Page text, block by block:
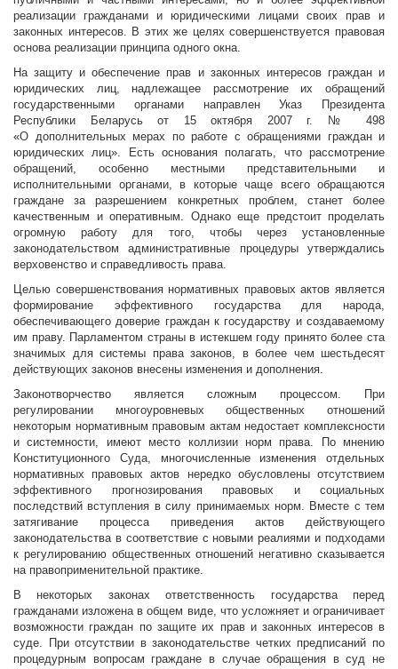
реализации гражданами и юридическими лицами своих прав и
законных интересов. В этих же целях совершенствуется правовая
основа реализации принципа одного окна.
На защиту и обеспечение прав и законных интересов граждан и
юридических лиц, надлежащее рассмотрение их обращений
государственными органами направлен Указ Президента
Республики Беларусь от 15 октября 2007 г. № 498
«О дополнительных мерах по работе с обращениями граждан и
юридических лиц». Есть основания полагать, что рассмотрение
обращений, особенно местными представительными и
исполнительными органами, в которые чаще всего обращаются
граждане за разрешением конкретных проблем, станет более
качественным и оперативным. Однако еще предстоит проделать
огромную работу для того, чтобы через установленные
законодательством административные процедуры утверждались
верховенство и справедливость права.
Целью совершенствования нормативных правовых актов является
формирование эффективного государства для народа,
обеспечивающего доверие граждан к государству и создаваемому
им праву. Парламентом страны в истекшем году принято более ста
значимых для системы права законов, в более чем шестьдесят
действующих законов внесены изменения и дополнения.
Законотворчество является сложным процессом. При
регулировании многоуровневых общественных отношений
некоторым нормативным правовым актам недостает комплексности
и системности, имеют место коллизии норм права. По мнению
Конституционного Суда, многочисленные изменения отдельных
нормативных правовых актов нередко обусловлены отсутствием
эффективного прогнозирования правовых и социальных
последствий вступления в силу принимаемых норм. Вместе с тем
затягивание процесса приведения актов действующего
законодательства в соответствие с новыми реалиями и подходами
к регулированию общественных отношений негативно сказывается
на правоприменительной практике.
В некоторых законах ответственность государства перед
гражданами изложена в общем виде, что усложняет и ограничивает
возможности граждан по защите их прав и законных интересов в
суде. При отсутствии в законодательстве четких предписаний по
процедурным вопросам граждане в случае обращения в суд не